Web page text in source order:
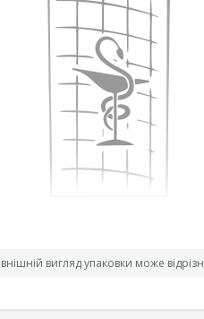
вигляд упаковки може